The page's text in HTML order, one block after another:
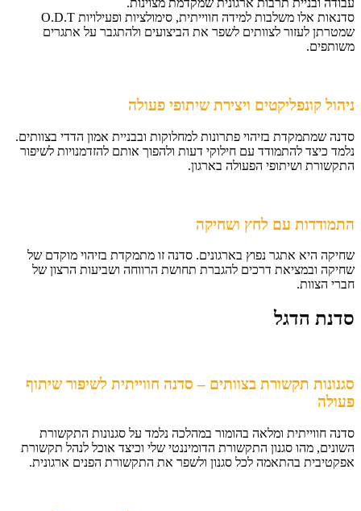
עבודה ובניית תרבות ארגונית שמקדמת מצוינות.
סדנאות אלו משלבות למידה חווייתית, סימולציות ופעילויות O.D.T
שמטרתן לעזור לצוותים לשפר את הביצועים ולהתגבר על אתגרים
משותפים.
ניהול קונפליקטים ויצירת שיתופי פעולה
סדנה שמתמקדת בזיהוי פתרונות למחלוקות ובבניית אמון הדדי בצוותים.
נלמד כיצד להתמודד עם חילוקי דעות ולהפוך אותם להזדמנויות לשיפור
התקשורת ושיתופי הפעולה בארגון.
התמודדות עם לחץ ושחיקה
שחיקה היא אתגר נפוץ בארגונים. סדנה זו מתמקדת בזיהוי מוקדם של
שחיקה ובמציאת דרכים להגברת תחושת הרווחה ושביעות הרצון של
חברי הצוות.
סדנת הדגל
סגנונות תקשורת בצוותים – סדנה חווייתית לשיפור שיתוף
פעולה
סדנה חווייתית ומלאה בהומור במהלכה נלמד על סגנונות התקשורת
השונים, מהו סגנון התקשורת הדומיננטי שלי וכיצד אוכל לנהל תקשורת
אפקטיבית בהתאמה לכל סגנון ולשפר את התקשורת הפנים ארגונית.